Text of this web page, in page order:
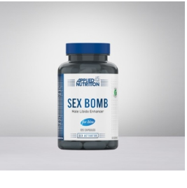
Sex Bomb For Him
Applied Nutrition Svi proizvodi
2.950,00